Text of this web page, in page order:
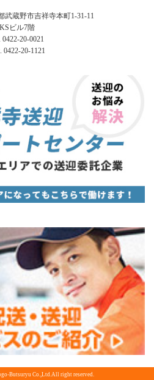
蔵野市吉祥寺本町1-31-11
KSビル7階
0422-20-0021
0422-20-1121
Butsuryu Co.,Ltd.All right reserved.